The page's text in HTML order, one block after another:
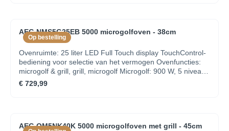
onderkastDeuropening mechanisme: drukknop
Op bestelling
AEG NMS5G25EB 5000 microgolfoven - 38cm
Ovenruimte: 25 liter LED Full Touch display TouchControl-
bediening voor selectie van het vermogen Ovenfuncties:
microgolf & grill, grill, microgolf Microgolf: 900 W, 5 niveaus
Vermogen grill: 1000 W Ovenvolume: 23 l Quick start
functie voor een volledig vermogen binnen 30 sec.
Elektronische klok met timer Deuropening mechanisme:
€ 729,99
AEG OM5NK40K 5000 microgolfoven met grill - 45cm